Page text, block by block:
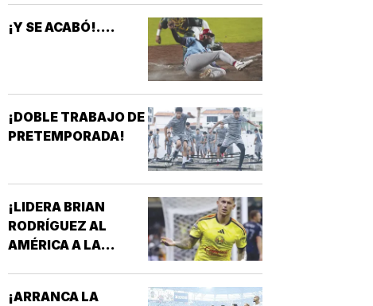
¡Y SE ACABÓ!....
¡DOBLE TRABAJO DE
PRETEMPORADA!
¡LIDERA BRIAN
RODRÍGUEZ AL
AMÉRICA A LA
¡ARRANCA LA